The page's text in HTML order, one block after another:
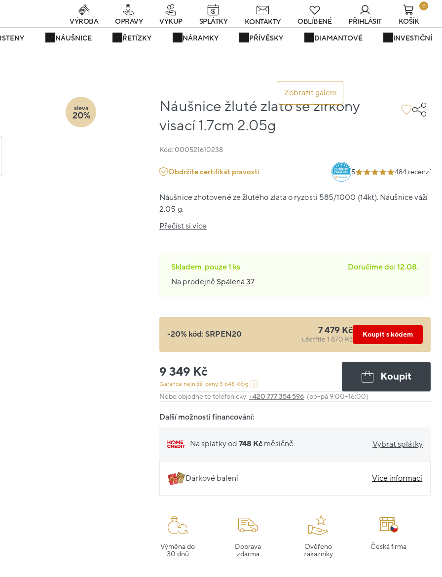
teď! - 20 % na vše! Kód: SRPEN20 22 dní : 10h : 15m : 09s
NÁUŠNICE ŘETÍZKY NÁRAMKY PŘÍVĚSKY DIAMANTOVÉ INVESTIČNÍ
VÝROBA OPRAVY VÝKUP SPLÁTKY KONTAKTY OBLÍBENÉ PŘIHLÁSIT
0
KOŠÍK
Zobrazit galerii
Náušnice žluté zlato se zirkony
visací 1.7cm 2.05g
Kód: 000521610238
sleva
20%
Obdržíte certifikát pravosti 5 484 recenzí
Náušnice zhotovené ze žlutého zlata o ryzosti 585/1000 (14kt). Náušnice váží
2.05 g.
Přečíst si více
Skladem pouze1 ks
Doručíme do: 12.08.
Na prodejně Spálená 37
-20% kód:SRPEN20 7 479 Kč
ušetříte 1 870 Kč
Koupit s kódem
9 349 Kč
Garance nejnižší ceny:3 648 Kč/g
Koupit
Nebo objednejte telefonicky:+420 777 354 596 (po–pá 9:00–16:00)
Další možnosti financování:
Na splátky od748 Kč měsíčně Vybrat splátky
Dárkové balení Více informací
Výměna do
30 dnů
Doprava
zdarma
Ověřeno
zákazníky
Česká firma